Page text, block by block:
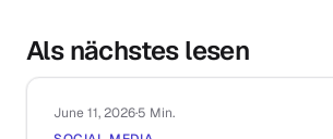
Als nächstes lesen
June 11, 2026·5 Min.